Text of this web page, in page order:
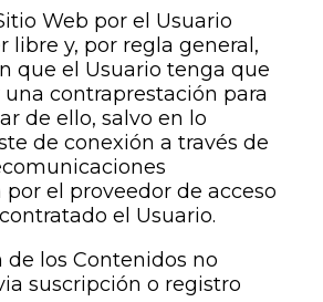
Web por el Usuario
libre y, por regla general,
que el Usuario tenga que
contraprestación para
de ello, salvo en lo
de conexión a través de
el proveedor de acceso
el Usuario.
de los Contenidos no
suscripción o registro